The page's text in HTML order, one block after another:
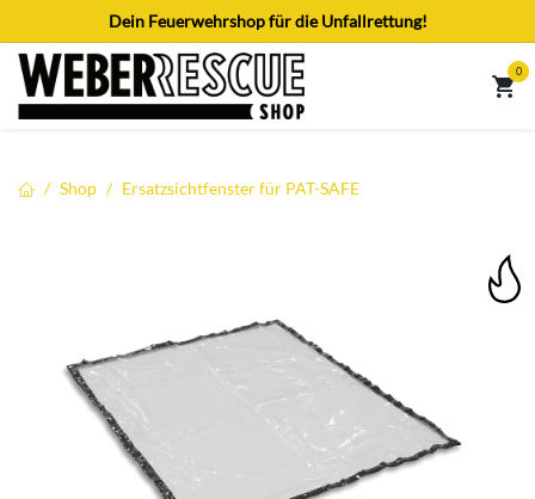
Zum Inhalt springenDein Feuerwehrshop für die Unfallrettung!
0
Shop Ersatzsichtfenster für PAT-SAFE